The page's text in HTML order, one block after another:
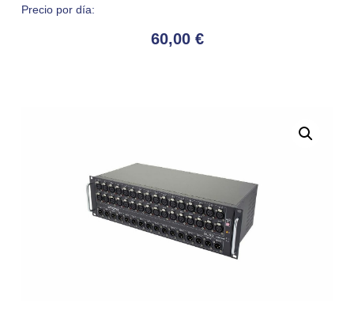
Precio por día:
60,00 €